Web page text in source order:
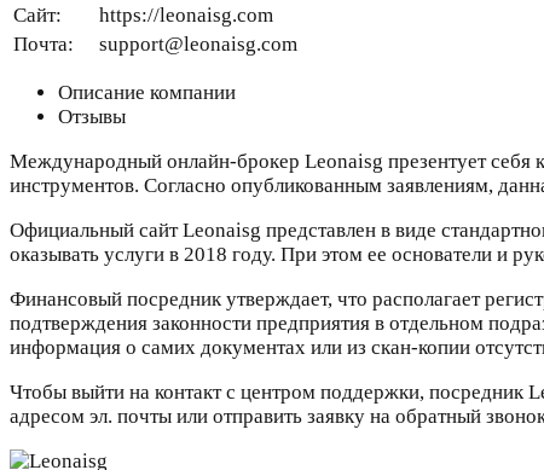
Сайт:
https://leonaisg.com
Почта:
support@leonaisg.com
Описание компании
Отзывы
Международный онлайн-брокер Leonaisg презентует себя
инструментов. Согласно опубликованным заявлениям,
Официальный сайт Leonaisg представлен в виде
оказывать услуги в 2018 году. При этом ее основатели и
Финансовый посредник утверждает, что располагает
подтверждения законности предприятия в отдельном
информация о самих документах или из скан-копии
Чтобы выйти на контакт с центром поддержки, посредник
адресом эл. почты или отправить заявку на обратный